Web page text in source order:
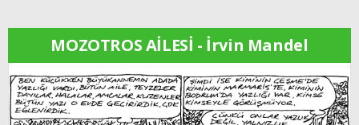
MOZOTROS AİLESİ - İrvin Mandel